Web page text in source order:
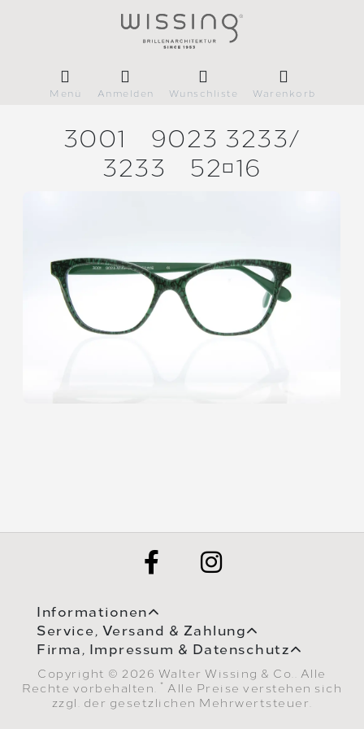
Menü Anmelden Wunschliste Warenkorb
3001
9023 3233/
3233
5216
Informationen
Service, Versand & Zahlung
Firma, Impressum & Datenschutz
Copyright © 2026 Walter Wissing & Co.. Alle
Rechte vorbehalten.
* Alle Preise verstehen sich
zzgl. der gesetzlichen Mehrwertsteuer.